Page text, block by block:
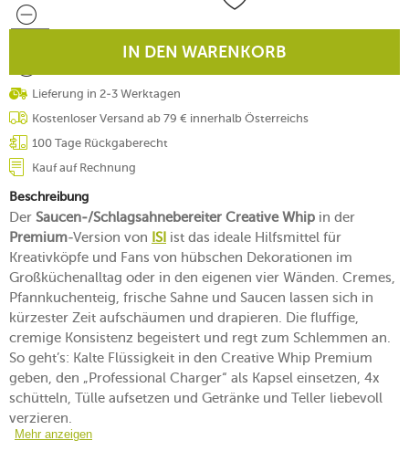
IN DEN WARENKORB
Lieferung in 2-3 Werktagen
Kostenloser Versand ab 79 € innerhalb Österreichs
100 Tage Rückgaberecht
Kauf auf Rechnung
Beschreibung
Der Saucen-/Schlagsahnebereiter Creative Whip in der
Premium-Version von ISI ist das ideale Hilfsmittel für
Kreativköpfe und Fans von hübschen Dekorationen im
Großküchenalltag oder in den eigenen vier Wänden. Cremes,
Pfannkuchenteig, frische Sahne und Saucen lassen sich in
kürzester Zeit aufschäumen und drapieren. Die fluffige,
cremige Konsistenz begeistert und regt zum Schlemmen an.
So geht’s: Kalte Flüssigkeit in den Creative Whip Premium
geben, den „Professional Charger“ als Kapsel einsetzen, 4x
schütteln, Tülle aufsetzen und Getränke und Teller liebevoll
verzieren.
Mehr anzeigen